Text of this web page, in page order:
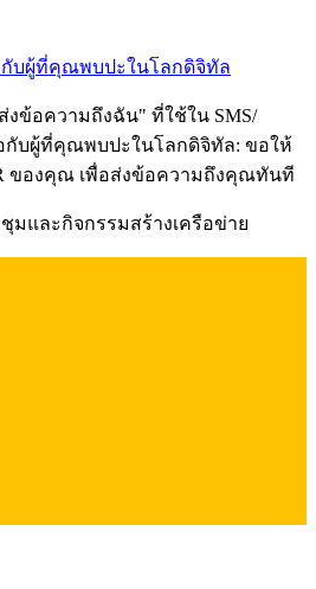
บผู้ที่คุณพบปะในโลกดิจิทัล
งข้อความถึงฉัน" ที่ใช้ใน SMS/
อกับผู้ที่คุณพบปะในโลกดิจิทัล: ขอให้
ของคุณ เพื่อส่งข้อความถึงคุณทันที
มและกิจกรรมสร้างเครือข่าย